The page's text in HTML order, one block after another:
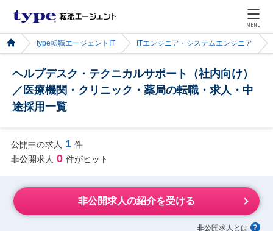
MENU
type転職エージェントIT ITエンジニア・システムエンジニア
ヘルプデスク・テクニカルサポート（社内向け）
／医療機関・クリニック・薬局の転職・求人・中
途採用一覧
公開中の求人 1 件
非公開求人 0 件がヒット
非公開求人の紹介を受ける
非公開求人とは